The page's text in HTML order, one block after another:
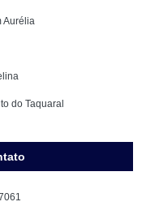
Aurélia
do Taquaral